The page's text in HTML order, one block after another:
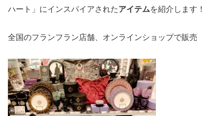
ハート」にインスパイアされたアイテムを紹介します！
全国のフランフラン店舗、オンラインショップで販売